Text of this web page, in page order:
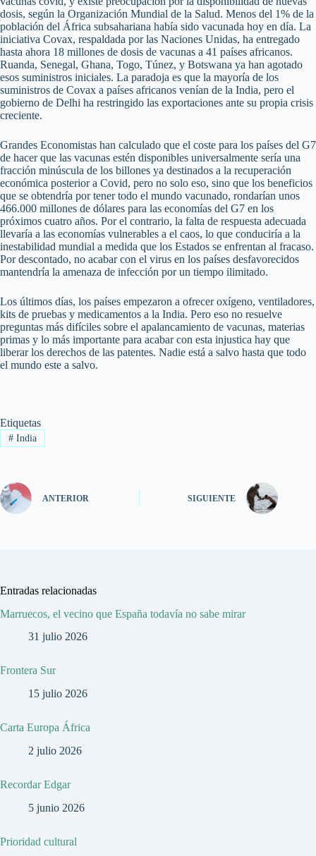
dosis, según la Organización Mundial de la Salud. Menos del 1% de la
población del África subsahariana había sido vacunada hoy en día. La
iniciativa Covax, respaldada por las Naciones Unidas, ha entregado
hasta ahora 18 millones de dosis de vacunas a 41 países africanos.
Ruanda, Senegal, Ghana, Togo, Túnez, y Botswana ya han agotado
esos suministros iniciales. La paradoja es que la mayoría de los
suministros de Covax a países africanos venían de la India, pero el
gobierno de Delhi ha restringido las exportaciones ante su propia crisis
creciente.
Grandes Economistas han calculado que el coste para los países del G7
de hacer que las vacunas estén disponibles universalmente sería una
fracción minúscula de los billones ya destinados a la recuperación
económica posterior a Covid, pero no solo eso, sino que los beneficios
que se obtendría por tener todo el mundo vacunado, rondarían unos
466.000 millones de dólares para las economías del G7 en los
próximos cuatro años. Por el contrario, la falta de respuesta adecuada
llevaría a las economías vulnerables a el caos, lo que conduciría a la
inestabilidad mundial a medida que los Estados se enfrentan al fracaso.
Por descontado, no acabar con el virus en los países desfavorecidos
mantendría la amenaza de infección por un tiempo ilimitado.
Los últimos días, los países empezaron a ofrecer oxígeno, ventiladores,
kits de pruebas y medicamentos a la India. Pero eso no resuelve
preguntas más difíciles sobre el apalancamiento de vacunas, materias
primas y lo más importante para acabar con esta injustica hay que
liberar los derechos de las patentes. Nadie está a salvo hasta que todo
el mundo este a salvo.
Etiquetas
#India
ANTERIOR SIGUIENTE
Entradas relacionadas
Marruecos, el vecino que España todavía no sabe mirar
31 julio 2026
Frontera Sur
15 julio 2026
Carta Europa África
2 julio 2026
Recordar Edgar
5 junio 2026
Prioridad cultural